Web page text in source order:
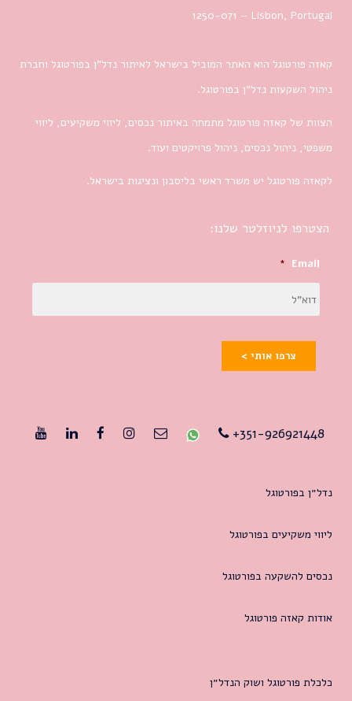
1250-071 – Lisbon, Portugal
קאזה פורטוגל הוא האתר המוביל בישראל לאיתור נדל”ן בפורטוגל וחברת
ניהול השקעות נדל”ן בפורטוגל.
הצוות של קאזה פורטוגל מתמחה באיתור נכסים, ליווי משקיעים, ליווי
משפטי, ניהול נכסים, ניהול פרויקטים ועוד.
לקאזה פורטוגל יש משרד ראשי בליסבון ונציגות בישראל.
הצטרפו לניוזלטר שלנו:
Email
*
צרפו אותי >
351-926921448+
נדל״ן בפורטוגל
ליווי משקיעים בפורטוגל
נכסים להשקעה בפורטוגל
אודות קאזה פורטוגל
כלכלת פורטוגל ושוק הנדל״ן